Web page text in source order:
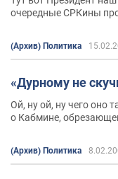
очередные СРКины
построения под
(?!) политики
происходит «какой-
(Архив) Политика
«Дурному не
Ой, ну ой, ну чего оно
о Кабмине,
(Архив) Политика